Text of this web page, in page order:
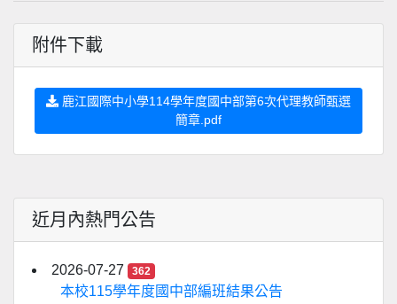
附件下載
鹿江國際中小學114學年度國中部第6次代理教師甄選
簡章.pdf
近月內熱門公告
2026-07-27 362
本校115學年度國中部編班結果公告